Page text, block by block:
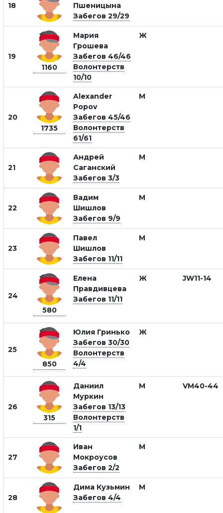
18
Пшеницына
Забегов 29/29
19
1160
Мария
Грошева
Забегов 46/46
Волонтерств
10/10
Ж
20
1735
Alexander
Popov
Забегов 45/46
Волонтерств
61/61
М
21
Андрей
Саганский
Забегов 3/3
М
22
Вадим
Шишлов
Забегов 9/9
М
23
Павел
Шишлов
Забегов 11/11
М
24
580
Елена
Правдивцева
Забегов 11/11
Ж JW11-14
25
850
Юлия Гринько
Забегов 30/30
Волонтерств
4/4
Ж
26
315
Даниил
Муркин
Забегов 13/13
Волонтерств
1/1
М VM40-44
27
Иван
Мокроусов
Забегов 2/2
М
28
Дима Кузьмин
Забегов 4/4
М